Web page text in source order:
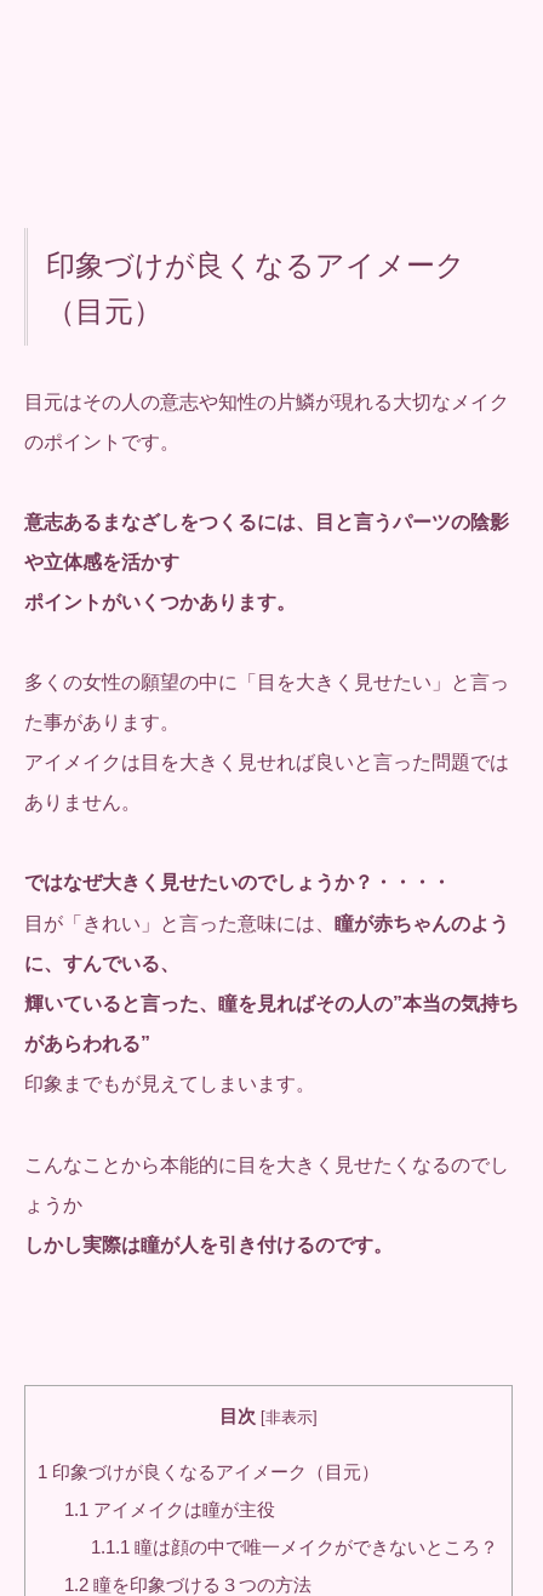
印象づけが良くなるアイメーク
（目元）
目元はその人の意志や知性の片鱗が現れる大切なメイク
のポイントです。
意志あるまなざしをつくるには、目と言うパーツの陰影
や立体感を活かす
ポイントがいくつかあります。
多くの女性の願望の中に「目を大きく見せたい」と言っ
た事があります。
アイメイクは目を大きく見せれば良いと言った問題では
ありません。
ではなぜ大きく見せたいのでしょうか？・・・・
目が「きれい」と言った意味には、
瞳が赤ちゃんのよう
に、すんでいる、
輝いていると言った、瞳を見ればその人の”本当の気持ち
があらわれる”
印象までもが見えてしまいます。
こんなことから本能的に目を大きく見せたくなるのでし
ょうか
しかし実際は瞳が人を引き付けるのです。
目次 [非表示]
1 印象づけが良くなるアイメーク（目元）
1.1 アイメイクは瞳が主役
1.1.1 瞳は顔の中で唯一メイクができないところ？
1.2 瞳を印象づける３つの方法